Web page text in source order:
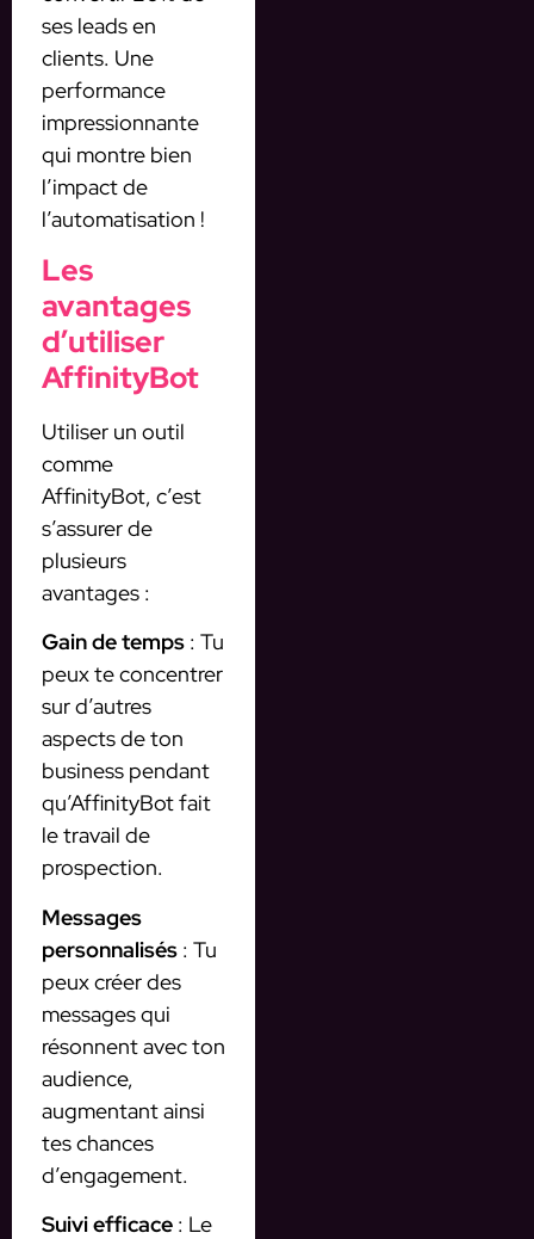
ses leads en
clients. Une
performance
impressionnante
qui montre bien
l’impact de
l’automatisation !
Les
avantages
d’utiliser
AffinityBot
Utiliser un outil
comme
AffinityBot, c’est
s’assurer de
plusieurs
avantages :
Gain de temps : Tu
peux te concentrer
sur d’autres
aspects de ton
business pendant
qu’AffinityBot fait
le travail de
prospection.
Messages
personnalisés : Tu
peux créer des
messages qui
résonnent avec ton
audience,
augmentant ainsi
tes chances
d’engagement.
Suivi efficace : Le